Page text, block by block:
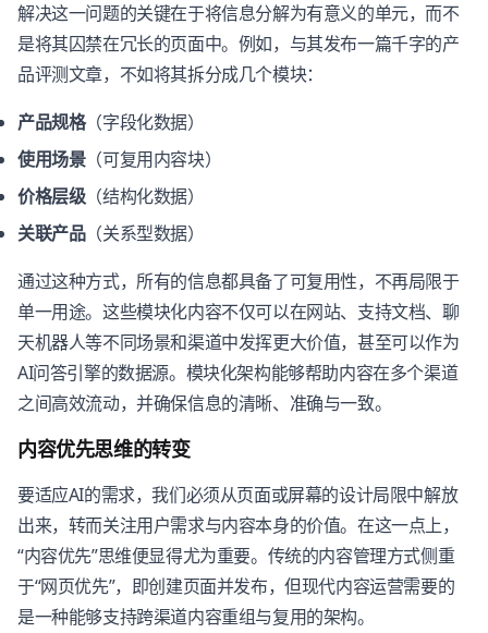
解决这一问题的关键在于将信息分解为有意义的单元，而不
是将其囚禁在冗长的页面中。例如，与其发布一篇千字的产
品评测文章，不如将其拆分成几个模块：
产品规格（字段化数据）
使用场景（可复用内容块）
价格层级（结构化数据）
关联产品（关系型数据）
通过这种方式，所有的信息都具备了可复用性，不再局限于
单一用途。这些模块化内容不仅可以在网站、支持文档、聊
天机器人等不同场景和渠道中发挥更大价值，甚至可以作为
AI问答引擎的数据源。模块化架构能够帮助内容在多个渠道
之间高效流动，并确保信息的清晰、准确与一致。
内容优先思维的转变
要适应AI的需求，我们必须从页面或屏幕的设计局限中解放
出来，转而关注用户需求与内容本身的价值。在这一点上，
“内容优先”思维便显得尤为重要。传统的内容管理方式侧重
于“网页优先”，即创建页面并发布，但现代内容运营需要的
是一种能够支持跨渠道内容重组与复用的架构。